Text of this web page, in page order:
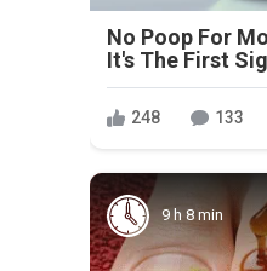
No Poop For
It's The First
248 133
9 h 8 min